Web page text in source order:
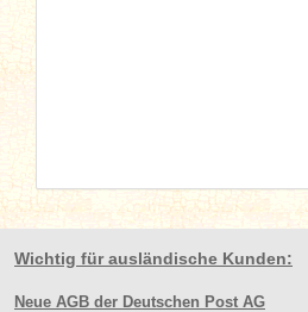
Wichtig für ausländische Kunden:
Neue AGB der Deutschen Post AG